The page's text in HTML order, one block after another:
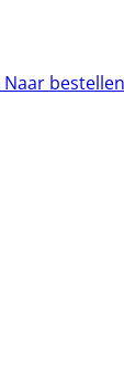
Naar bestellen